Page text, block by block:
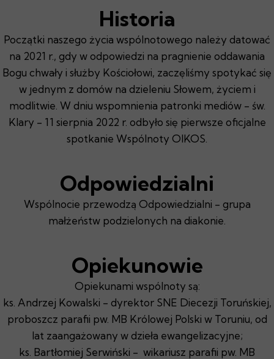
Historia
Początki naszego życia wspólnotowego należy datować
na 2021 r., gdy w odpowiedzi na pragnienie oddawania
Bogu chwały i służby Kościołowi, zaczęliśmy spotykać się
w jednym z domów na dzieleniu Słowem, życiem i
modlitwie. W dniu wspomnienia patronki mediów - św.
Klary - 11 sierpnia 2022 r. odbyło się pierwsze oficjalne
spotkanie Wspólnoty OIKOS.
Odpowiedzialni
Wspólnocie przewodzą Odpowiedzialni - grupa
małżeństw podzielonych na diakonie.
Opiekunowie
Opiekunami wspólnoty są:
ks. Andrzej Kowalski - dyrektor SNE Diecezji Toruńskiej,
proboszcz parafii pw. MB Królowej Polski w Toruniu, od
lat zaangażowany w dzieła ewangelizacyjne;
ks. Bartłomiej Serwiński - wikariusz parafii pw. MB